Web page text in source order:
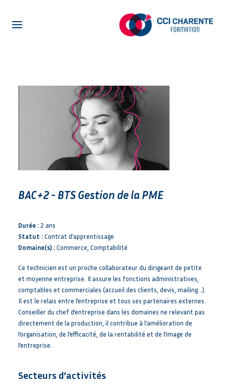
LA FORMATION POUR ADULTES
CENTRE D’ETUDE DE LANGUES
PRÉ-INSCRIPTION
NETYPAREO
BAC+2 - BTS Gestion de la PME
Durée :2 ans
Statut :Contrat d’apprentissage
Domaine(s) :Commerce, Comptabilité
Ce technicien est un proche collaborateur du dirigeant de petite
et moyenne entreprise. Il assure les fonctions administratives,
comptables et commerciales (accueil des clients, devis, mailing…).
Il est le relais entre l’entreprise et tous ses partenaires externes.
Conseiller du chef d’entreprise dans les domaines ne relevant pas
directement de la production, il contribue à l’amélioration de
l’organisation, de l’efficacité, de la rentabilité et de l’image de
l’entreprise.
Secteurs d’activités